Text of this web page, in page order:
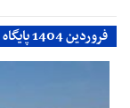
فروردین 1404 پایگاه خبری حماسه‌سازان گیل